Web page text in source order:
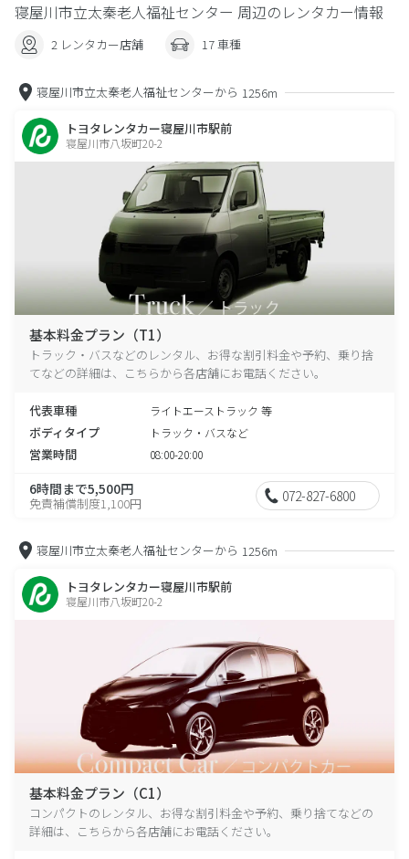
寝屋川市立太秦老人福祉センター 周辺のレンタカー情報
2 レンタカー店舗 17 車種
寝屋川市立太秦老人福祉センターから 1256m
トヨタレンタカー寝屋川市駅前
寝屋川市八坂町20-2
基本料金プラン（T1）
トラック・バスなどのレンタル、お得な割引料金や予約、乗り捨
てなどの詳細は、こちらから各店舗にお電話ください。
代表車種 ライトエーストラック 等
ボディタイプ トラック・バスなど
営業時間 08:00-20:00
6時間まで5,500円
免責補償制度1,100円 072-827-6800
寝屋川市立太秦老人福祉センターから 1256m
トヨタレンタカー寝屋川市駅前
寝屋川市八坂町20-2
基本料金プラン（C1）
コンパクトのレンタル、お得な割引料金や予約、乗り捨てなどの
詳細は、こちらから各店舗にお電話ください。